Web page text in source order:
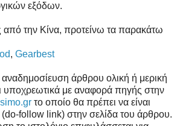
εξόδων.
από την Κίνα, προτείνω τα παρακάτω
, Gearbest
άρθρου ολική ή μερική
υποχρεωτικά με αναφορά πηγής στην
το οποίο θα πρέπει να είναι
follow link) στην σελίδα του άρθρου.